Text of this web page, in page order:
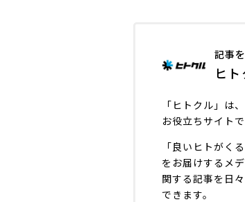
記事
ヒ
「ヒトクル」は
お役立ちサイトで
「良いヒトがく
をお届けするメ
関する記事を日
できます。